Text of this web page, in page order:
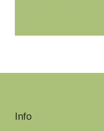
Info